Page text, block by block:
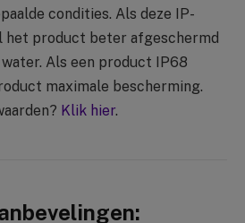
condities. Als deze IP-
het product beter afgeschermd
Als een product IP68
maximale bescherming.
Klik hier.